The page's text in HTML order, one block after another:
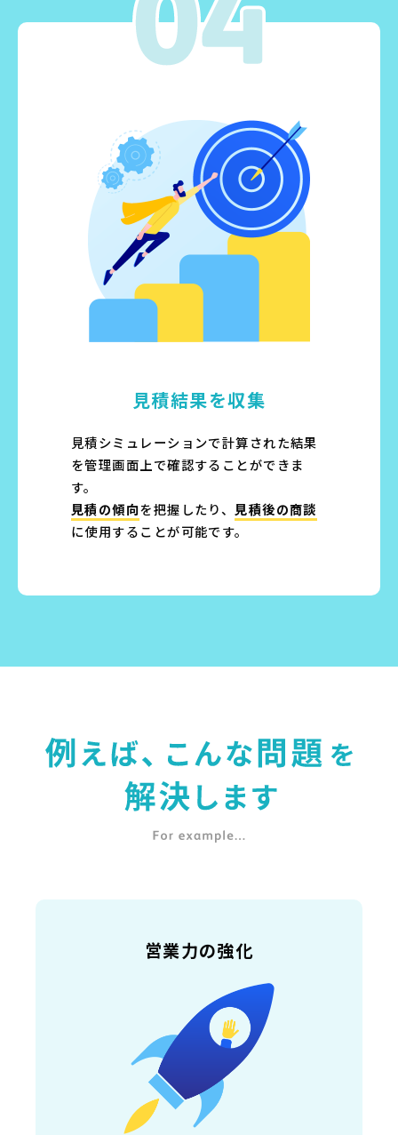
見積結果を収集
見積シミュレーションで計算された結果
を管理画面上で確認することができま
す。
見積の傾向を把握したり、 見積後の商談
に使用することが可能です。
営業力の強化